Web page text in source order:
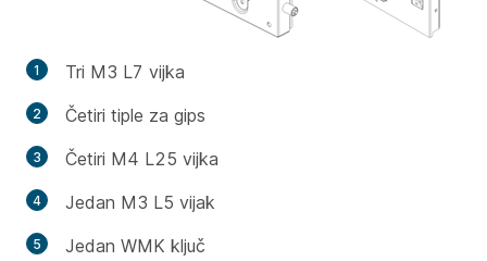
Tri M3 L7 vijka
Četiri tiple za gips
Četiri M4 L25 vijka
Jedan M3 L5 vijak
Jedan WMK ključ